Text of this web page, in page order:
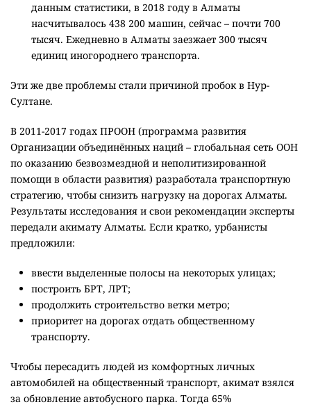
данным статистики, в 2018 году в Алматы
насчитывалось 438 200 машин, сейчас – почти 700
тысяч. Ежедневно в Алматы заезжает 300 тысяч
единиц иногороднего транспорта.
Эти же две проблемы стали причиной пробок в Нур-
Султане.
В 2011-2017 годах ПРООН (программа развития
Организации объединённых наций – глобальная сеть ООН
по оказанию безвозмездной и неполитизированной
помощи в области развития) разработала транспортную
стратегию, чтобы снизить нагрузку на дорогах Алматы.
Результаты исследования и свои рекомендации эксперты
передали акимату Алматы. Если кратко, урбанисты
предложили:
ввести выделенные полосы на некоторых улицах;
построить БРТ, ЛРТ;
продолжить строительство ветки метро;
приоритет на дорогах отдать общественному
транспорту.
Чтобы пересадить людей из комфортных личных
автомобилей на общественный транспорт, акимат взялся
за обновление автобусного парка. Тогда 65%